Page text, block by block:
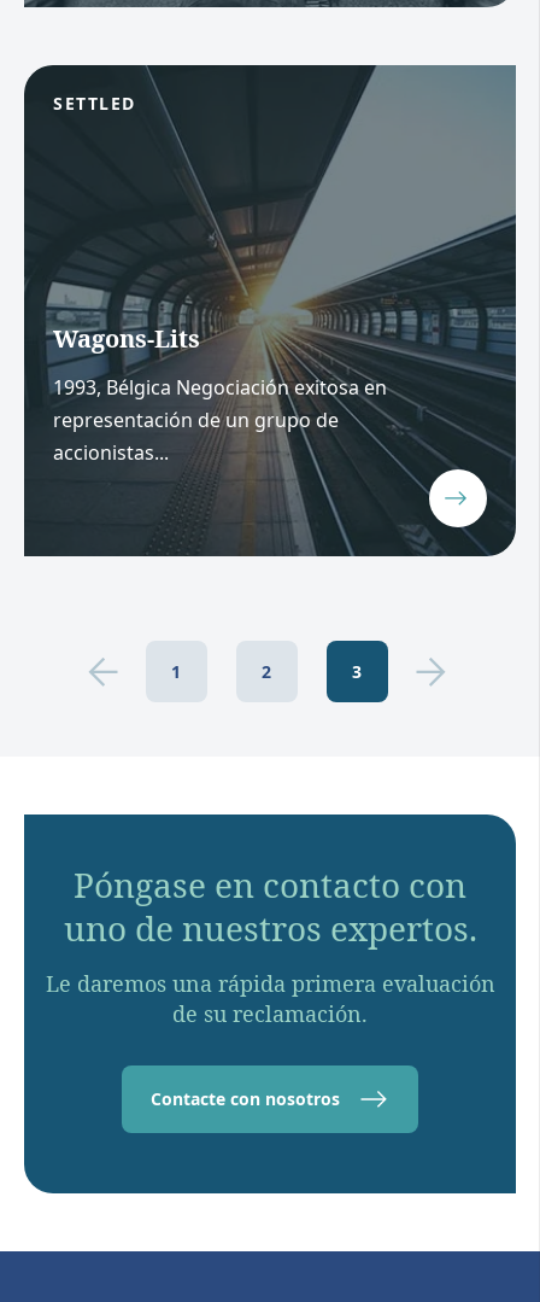
SETTLED
Wagons-Lits
1993, Bélgica Negociación exitosa en
representación de un grupo de
accionistas...
1 2 3
Póngase en contacto con
uno de nuestros expertos.
Le daremos una rápida primera evaluación
de su reclamación.
Contacte con nosotros